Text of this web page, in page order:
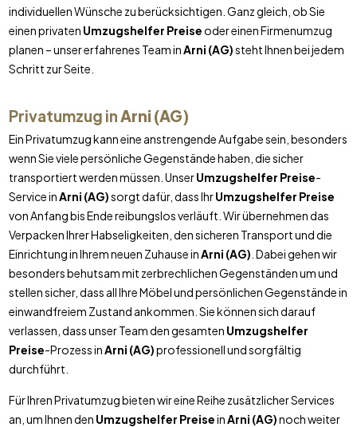
individuellen Wünsche zu berücksichtigen. Ganz gleich, ob Sie
einen privaten Umzugshelfer Preiseoder einen Firmenumzug
planen – unser erfahrenes Team inArni (AG)steht Ihnen bei jedem
Schritt zur Seite.
Privatumzug inArni (AG)
Ein Privatumzug kann eine anstrengende Aufgabe sein, besonders
wenn Sie viele persönliche Gegenstände haben, die sicher
transportiert werden müssen. UnserUmzugshelfer Preise-
Service inArni (AG)sorgt dafür, dass IhrUmzugshelfer Preise
von Anfang bis Ende reibungslos verläuft. Wir übernehmen das
Verpacken Ihrer Habseligkeiten, den sicheren Transport und die
Einrichtung in Ihrem neuen Zuhause inArni (AG) . Dabei gehen wir
besonders behutsam mit zerbrechlichen Gegenständen um und
stellen sicher, dass all Ihre Möbel und persönlichen Gegenstände in
einwandfreiem Zustand ankommen. Sie können sich darauf
verlassen, dass unser Team den gesamten Umzugshelfer
Preise-Prozess inArni (AG)professionell und sorgfältig
durchführt.
Für Ihren Privatumzug bieten wir eine Reihe zusätzlicher Services
an, um Ihnen den Umzugshelfer PreiseinArni (AG)noch weiter